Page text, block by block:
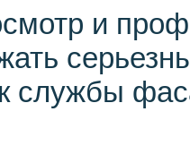
и
службы